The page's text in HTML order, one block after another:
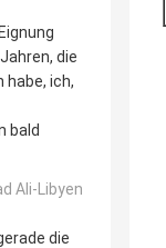
die
ich,
bald
Ali-Libyen
die